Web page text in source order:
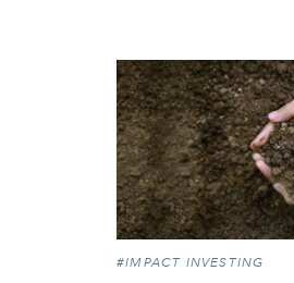
#IMPACT INVESTING